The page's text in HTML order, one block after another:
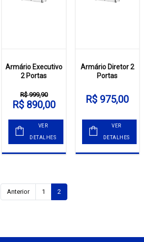
Armário Executivo
2 Portas
R$ 999,90
R$ 890,00
VER
DETALHES
Armário Diretor 2
Portas
R$ 975,00
VER
DETALHES
Anterior 1 2